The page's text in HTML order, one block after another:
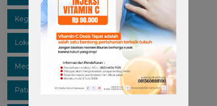
Kegiatan Lawan Covid-19 Likeforfollow
Lokermakassar Makassar Mediaedukasi
Medicalcheckup Open Recruitment
Patuhi Protokol Promo Recruitment